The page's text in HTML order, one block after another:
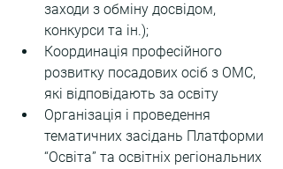
заходи з обміну досвідом,
конкурси та ін.);
Координація професійного
розвитку посадових осіб з ОМС,
які відповідають за освіту
Організація і проведення
тематичних засідань Платформи
“Освіта” та освітніх регіональних